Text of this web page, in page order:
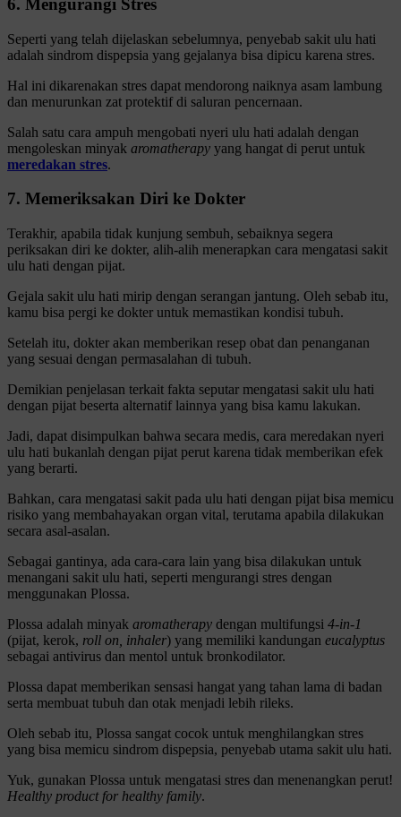
6. Mengurangi Stres
Seperti yang telah dijelaskan sebelumnya, penyebab sakit ulu hati
adalah sindrom dispepsia yang gejalanya bisa dipicu karena stres.
Hal ini dikarenakan stres dapat mendorong naiknya asam lambung
dan menurunkan zat protektif di saluran pencernaan.
Salah satu cara ampuh mengobati nyeri ulu hati adalah dengan
mengoleskan minyak aromatherapy yang hangat di perut untuk
meredakan stres.
7. Memeriksakan Diri ke Dokter
Terakhir, apabila tidak kunjung sembuh, sebaiknya segera
periksakan diri ke dokter, alih-alih menerapkan cara mengatasi sakit
ulu hati dengan pijat.
Gejala sakit ulu hati mirip dengan serangan jantung. Oleh sebab itu,
kamu bisa pergi ke dokter untuk memastikan kondisi tubuh.
Setelah itu, dokter akan memberikan resep obat dan penanganan
yang sesuai dengan permasalahan di tubuh.
Demikian penjelasan terkait fakta seputar mengatasi sakit ulu hati
dengan pijat beserta alternatif lainnya yang bisa kamu lakukan.
Jadi, dapat disimpulkan bahwa secara medis, cara meredakan nyeri
ulu hati bukanlah dengan pijat perut karena tidak memberikan efek
yang berarti.
Bahkan, cara mengatasi sakit pada ulu hati dengan pijat bisa memicu
risiko yang membahayakan organ vital, terutama apabila dilakukan
secara asal-asalan.
Sebagai gantinya, ada cara-cara lain yang bisa dilakukan untuk
menangani sakit ulu hati, seperti mengurangi stres dengan
menggunakan Plossa.
Plossa adalah minyak aromatherapy dengan multifungsi 4-in-1
(pijat, kerok, roll on, inhaler) yang memiliki kandungan eucalyptus
sebagai antivirus dan mentol untuk bronkodilator.
Plossa dapat memberikan sensasi hangat yang tahan lama di badan
serta membuat tubuh dan otak menjadi lebih rileks.
Oleh sebab itu, Plossa sangat cocok untuk menghilangkan stres
yang bisa memicu sindrom dispepsia, penyebab utama sakit ulu hati.
Yuk, gunakan Plossa untuk mengatasi stres dan menenangkan perut!
Healthy product for healthy family.